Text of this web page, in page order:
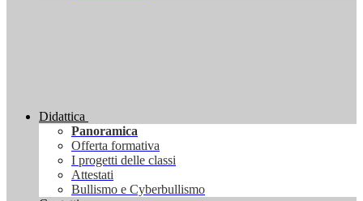
Didattica
Panoramica
Offerta formativa
I progetti delle classi
Attestati
Bullismo e Cyberbullismo